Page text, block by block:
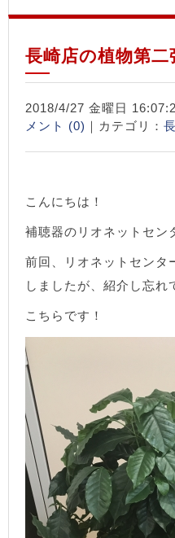
長崎店の植物第二
2018/4/27 金曜日
メント (0) ｜カテゴリ：
こんにちは！
補聴器のリオネットセン
前回、リオネットセンタ
しましたが、紹介し忘れ
こちらです！